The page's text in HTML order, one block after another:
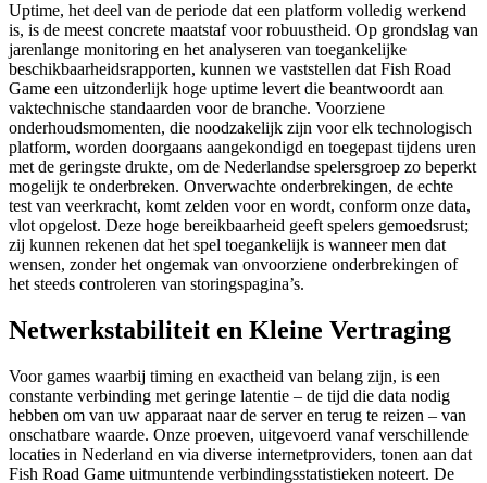
Uptime, het deel van de periode dat een platform volledig werkend
is, is de meest concrete maatstaf voor robuustheid. Op grondslag van
jarenlange monitoring en het analyseren van toegankelijke
beschikbaarheidsrapporten, kunnen we vaststellen dat Fish Road
Game een uitzonderlijk hoge uptime levert die beantwoordt aan
vaktechnische standaarden voor de branche. Voorziene
onderhoudsmomenten, die noodzakelijk zijn voor elk technologisch
platform, worden doorgaans aangekondigd en toegepast tijdens uren
met de geringste drukte, om de Nederlandse spelersgroep zo beperkt
mogelijk te onderbreken. Onverwachte onderbrekingen, de echte
test van veerkracht, komt zelden voor en wordt, conform onze data,
vlot opgelost. Deze hoge bereikbaarheid geeft spelers gemoedsrust;
zij kunnen rekenen dat het spel toegankelijk is wanneer men dat
wensen, zonder het ongemak van onvoorziene onderbrekingen of
het steeds controleren van storingspagina’s.
Netwerkstabiliteit en Kleine Vertraging
Voor games waarbij timing en exactheid van belang zijn, is een
constante verbinding met geringe latentie – de tijd die data nodig
hebben om van uw apparaat naar de server en terug te reizen – van
onschatbare waarde. Onze proeven, uitgevoerd vanaf verschillende
locaties in Nederland en via diverse internetproviders, tonen aan dat
Fish Road Game uitmuntende verbindingsstatistieken noteert. De